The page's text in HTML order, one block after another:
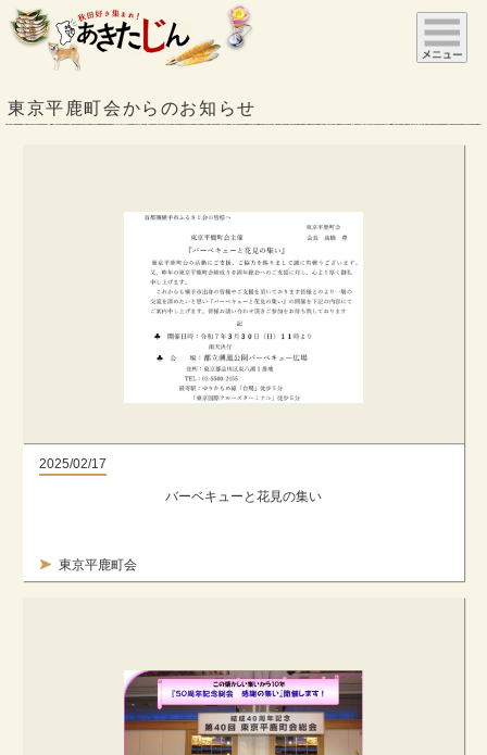
東京平鹿町会からのお知らせ
2025/02/17
東京平鹿町会
バーベキューと花見の集い